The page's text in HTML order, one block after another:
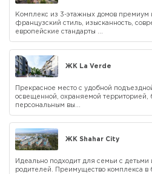
Комплекс из 3-этажных домов премиум
французский стиль, изысканность,
европейские стандарты ...
ЖК La Verde
Прекрасное место с удобной
освещенной, охраняемой территорией,
персональным вы...
ЖК Shahar City
Идеально подходит для семьи с
родителей. Преимущество комплекса в